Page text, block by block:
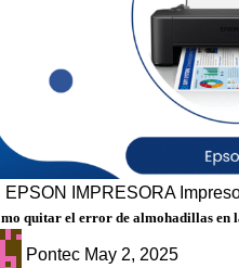
EPSON IMPRESORA
quitar el error de almohadillas en
Pontec May 2, 2025